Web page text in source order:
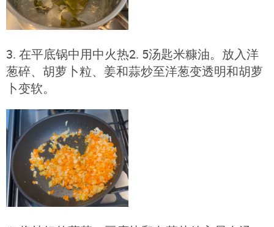
3. 在平底锅中用中火热2. 5汤匙米糠油。放入洋
葱碎、胡萝卜粒、姜和蒜炒至洋葱变透明和胡萝
卜变软。